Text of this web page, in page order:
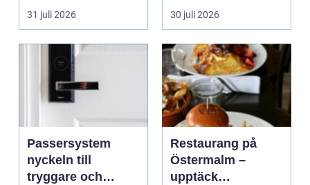
31 juli 2026
timmerhus är ett lå...
30 juli 2026
Passersystem
nyckeln till
tryggare och
Restaurang på
Östermalm –
upptäck